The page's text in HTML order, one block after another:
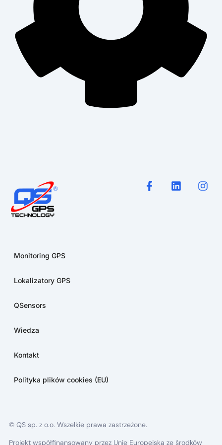
Monitoring GPS
Lokalizatory GPS
QSensors
Wiedza
Kontakt
Polityka plików cookies (EU)
© QS sp. z o.o. Wszelkie prawa zastrzeżone.
Projekt współfinansowany przez Unię Europejską ze środków